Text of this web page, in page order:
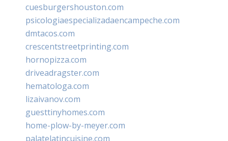
cuesburgershouston.com
psicologiaespecializadaencampeche.com
dmtacos.com
crescentstreetprinting.com
hornopizza.com
driveadragster.com
hematologa.com
lizaivanov.com
guesttinyhomes.com
home-plow-by-meyer.com
palatelatincuisine.com